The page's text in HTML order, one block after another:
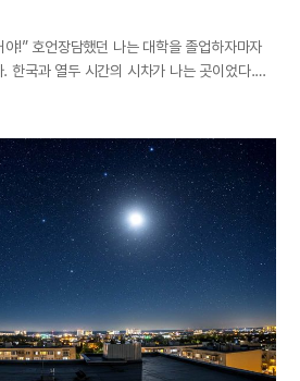
!” 호언장담했던 나는 대학을 졸업하자마자
한국과 열두 시간의 시차가 나는 곳이었다.
기만을 기다리셨다. 전화할 때마다 엄마는
음에 또 전화할게요. 안녕.” 사실 한국과 전혀
않았다. 빵과 면을 주식으로 먹다 보니 엄마가
. 하지만 부모님께 잘 지내는 모습만
어지면 나도 모르게 투정 부리게 될까 봐
다. 시간이 흘러 나는 평생을 함께할 동반자를
게 되었다. 결혼식을 앞둔 어느 날, 엄마와
이런저런 얘기를 나누었다. 엄마는 내가
아빠랑 같이 살 거라고 했던…